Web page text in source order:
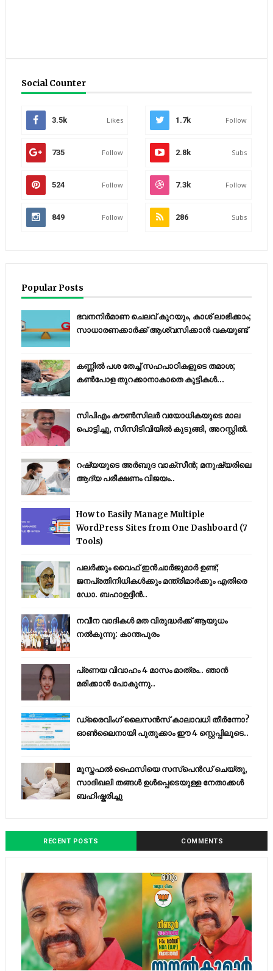
Social Counter
3.5k Likes 1.7k Follow
735 Follow 2.8k Subs
524 Follow 7.3k Follow
849 Follow 286 Subs
Popular Posts
ഭവനനിർമാണ ചെലവ് കുറയും, കാശ് ലാഭിക്കാം;
സാധാരണക്കാർക്ക് ആശ്വസിക്കാൻ വകയുണ്ട്
കണ്ണിൽ പശ തേച്ച് സഹപാഠികളുടെ തമാശ;
കൺപോള തുറക്കാനാകാതെ കുട്ടികൾ...
സിപിഎം കൗണ്‍സിലര്‍ വയോധികയുടെ മാല
പൊട്ടിച്ചു, സിസിടിവിയില്‍ കുടുങ്ങി, അറസ്റ്റില്‍.
റഷ്യയുടെ അര്‍ബുദ വാക്‌സീന്‍; മനുഷ്യരിലെ
ആദ്യ പരീക്ഷണം വിജയം..
How to Easily Manage Multiple
WordPress Sites from One Dashboard (7
Tools)
പലർക്കും വൈഫ് ഇൻചാർജുമാർ ഉണ്ട്;
ജനപ്രതിനിധികൾക്കും മന്ത്രിമാർക്കും എതിരെ
ഡോ. ബഹാഉദ്ദീൻ..
നവീന വാദികൾ മത വിരുദ്ധർക്ക് ആയുധം
നൽകുന്നു: കാന്തപുരം
പ്രണയ വിവാഹം 4 മാസം മാത്രം.. ഞാൻ
മരിക്കാൻ പോകുന്നു..
ഡ്രൈവിംഗ് ലൈസൻസ് കാലാവധി തീർന്നോ?
ഓൺലൈനായി പുതുക്കാം ഈ 4 സ്റ്റെപ്പിലൂടെ..
മുസ്തഫൽ ഫൈസിയെ സസ്‌പെൻഡ് ചെയ്തു,
സാദിഖലി തങ്ങൾ ഉൾപ്പെടെയുള്ള നേതാക്കൾ
ബഹിഷ്കരിച്ചു
RECENT POSTS COMMENTS